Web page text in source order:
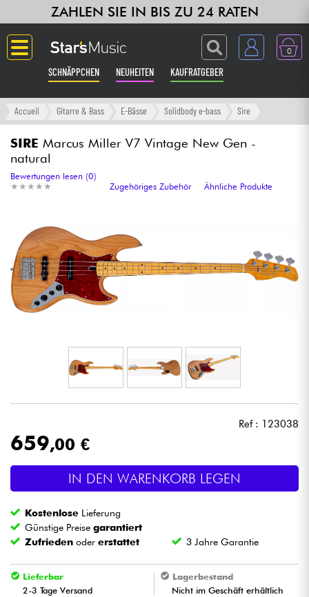
ZAHLEN SIE IN BIS ZU 24 RATEN
0
SCHNÄPPCHEN NEUHEITEN KAUFRATGEBER
Langue
Gitarre & Bass
Verstärker & Effekte
Synths & samplers
Studio
Mikros
Licht
Blasinstrumente
Violinen & Quartett
Accueil Gitarre & Bass E-Bässe Solidbody e-bass Sire
SIRE Marcus Miller V7 Vintage New Gen -
natural
★ ★ ★ ★ ★
★ ★ ★ ★ ★
Bewertungen lesen (0)
Zugehöriges Zubehör
Ähnliche Produkte
Ref : 123038
659,00 €
IN DEN WARENKORB LEGEN
Kostenlose Lieferung
Günstige Preisegarantiert
Zufrieden odererstattet 3 Jahre Garantie
Lieferbar
2-3 Tage Versand
Lagerbestand
Nicht im Geschäft erhältlich